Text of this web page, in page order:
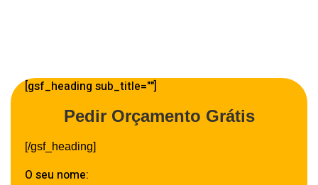
[gsf_heading sub_title=""]
Pedir Orçamento Grátis
[/gsf_heading]
O seu nome: